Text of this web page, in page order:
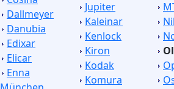
Dallmeyer
Danubia
Edixar
Elicar
Enna
Jupiter
Kaleinar
Kenlock
Kiron
Kodak
Komura